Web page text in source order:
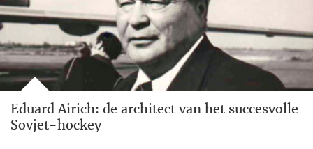
Eduard Airich: de architect van het succesvolle
Sovjet-hockey